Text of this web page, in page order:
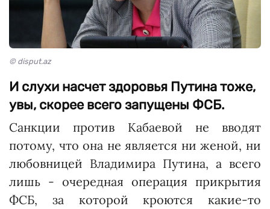
© disput.az
И слухи насчет здоровья Путина тоже,
увы, скорее всего запущены ФСБ.
Санкции против Кабаевой не вводят
потому, что она не является ни женой, ни
любовницей Владимира Путина, а всего
лишь - очередная операция прикрытия
ФСБ, за которой кроются какие-то